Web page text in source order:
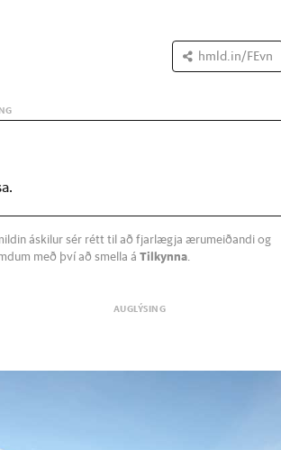
hmld.in/FEvn
áskilur sér rétt til að fjarlægja ærumeiðandi og
með því að smella áTilkynna